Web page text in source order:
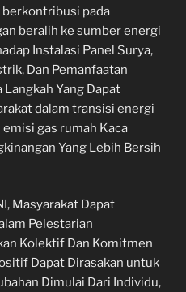
berkontribusi pada
beralih ke sumber energi
Instalasi Panel Surya,
Dan Pemanfaatan
Yang Dapat
dalam transisi energi
gas rumah Kaca
Yang Lebih Bersih
Masyarakat Dapat
Pelestarian
Kolektif Dan Komitmen
Dapat Dirasakan untuk
Dimulai Dari Individu,